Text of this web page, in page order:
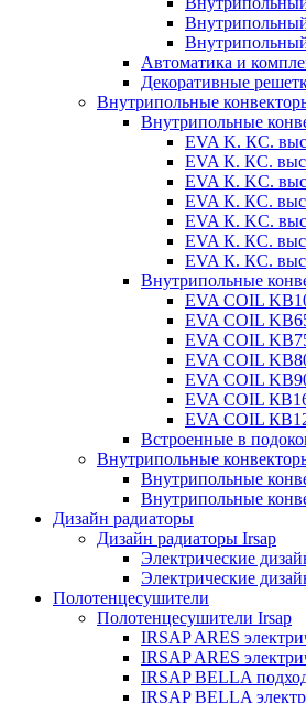
Автоматика и
Декоративные
Внутрипольные
Внутрипольные
EVA K. КС.
EVA К. КС.
EVA К. KС.
EVA К. КС.
EVA К. KC.
EVA К. КС.
EVA К. КС.
Внутрипольные
EVA COIL
EVA COIL
EVA COIL
EVA COIL
EVA COIL
EVA COIL
EVA COIL
Встроенные в
Внутрипольные
Внутрипольные
Внутрипольные
Дизайн радиаторы
Дизайн радиаторы Irsap
Электрические
Электрические
Полотенцесушители
Полотенцесушители Irsap
IRSAP ARES
IRSAP ARES
IRSAP BELLA
IRSAP BELLA